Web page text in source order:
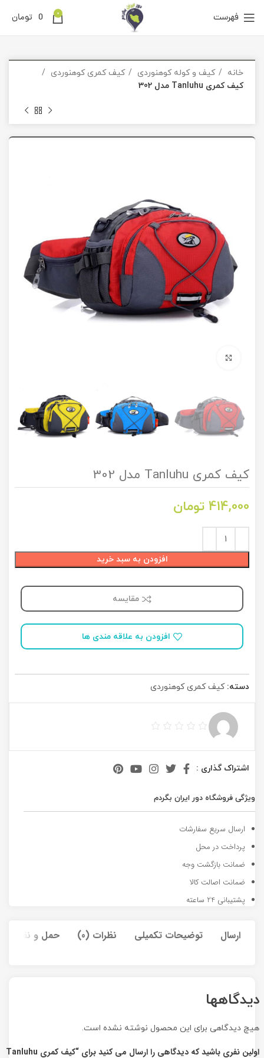
فهرست 0
0 تومان
خانه کیف و کوله کوهنوردی
کیف کمری کوهنوردی
کیف کمری Tanluhu مدل 302
کیف کمری Tanluhu مدل 302
414,000 تومان
افزودن به سبد خرید
مقایسه
افزودن به علاقه مندی ها
دسته: کیف کمری کوهنوردی
اشتراک گذاری :
ویژگی فروشگاه دور ایران بگردم
ارسال سریع سفارشات
پرداخت در محل
ضمانت بازگشت وجه
ضمانت اصالت کالا
پشتیبانی 24 ساعته
ارسال توضیحات تکمیلی نظرات (0) حمل و نقل کالا
دیدگاهها
هیچ دیدگاهی برای این محصول نوشته نشده است.
اولین نفری باشید که دیدگاهی را ارسال می کنید برای “کیف کمری Tanluhu